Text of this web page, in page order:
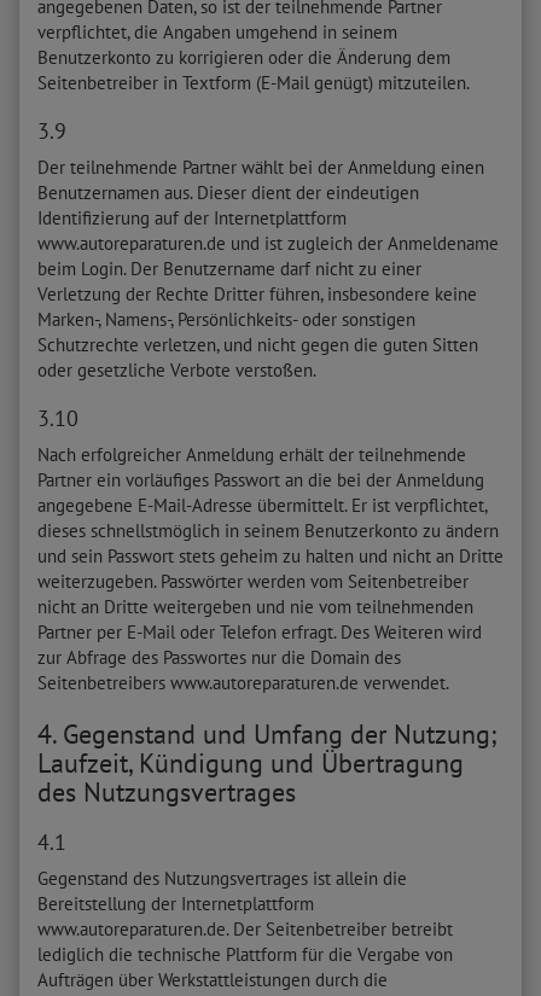
angegebenen Daten, so ist der teilnehmende Partner
verpflichtet, die Angaben umgehend in seinem
Benutzerkonto zu korrigieren oder die Änderung dem
Seitenbetreiber in Textform (E-Mail genügt) mitzuteilen.
3.9
Der teilnehmende Partner wählt bei der Anmeldung einen
Benutzernamen aus. Dieser dient der eindeutigen
Identifizierung auf der Internetplattform
www.autoreparaturen.de und ist zugleich der Anmeldename
beim Login. Der Benutzername darf nicht zu einer
Verletzung der Rechte Dritter führen, insbesondere keine
Marken-, Namens-, Persönlichkeits- oder sonstigen
Schutzrechte verletzen, und nicht gegen die guten Sitten
oder gesetzliche Verbote verstoßen.
3.10
Nach erfolgreicher Anmeldung erhält der teilnehmende
Partner ein vorläufiges Passwort an die bei der Anmeldung
angegebene E-Mail-Adresse übermittelt. Er ist verpflichtet,
dieses schnellstmöglich in seinem Benutzerkonto zu ändern
und sein Passwort stets geheim zu halten und nicht an Dritte
weiterzugeben. Passwörter werden vom Seitenbetreiber
nicht an Dritte weitergeben und nie vom teilnehmenden
Partner per E-Mail oder Telefon erfragt. Des Weiteren wird
zur Abfrage des Passwortes nur die Domain des
Seitenbetreibers www.autoreparaturen.de verwendet.
4. Gegenstand und Umfang der Nutzung;
Laufzeit, Kündigung und Übertragung
des Nutzungsvertrages
4.1
Gegenstand des Nutzungsvertrages ist allein die
Bereitstellung der Internetplattform
www.autoreparaturen.de. Der Seitenbetreiber betreibt
lediglich die technische Plattform für die Vergabe von
Aufträgen über Werkstattleistungen durch die